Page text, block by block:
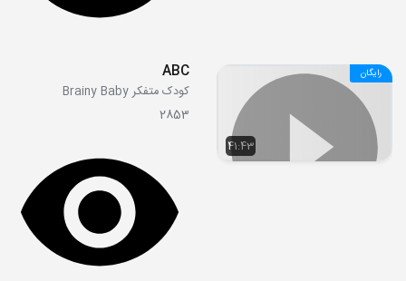
41:43
رایگان ABC
کودک متفکر Brainy Baby
2853